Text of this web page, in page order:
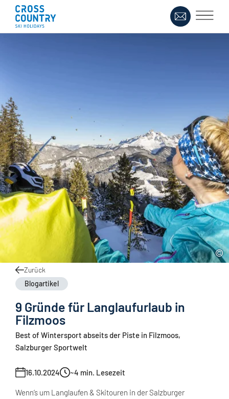
Zurück
Blogartikel
9 Gründe für Langlaufurlaub in
Filzmoos
Best of Wintersport abseits der Piste in Filzmoos,
Salzburger Sportwelt
16.10.2024 ~4 min. Lesezeit
Wenn‘s um Langlaufen & Skitouren in der Salzburger